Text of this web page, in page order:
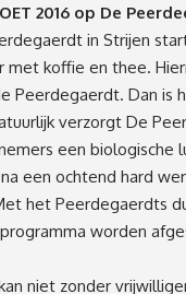
2016 op De
in Strijen
met koffie en thee.
Peerdegaerdt. Dan is
verzorgt De
een biologische
een ochtend hard
het Peerdegaerdts
worden
niet zonder